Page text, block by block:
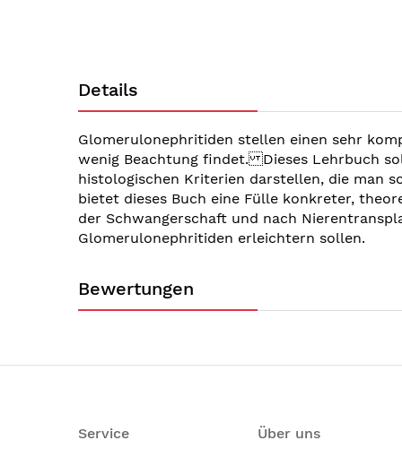
Details
Glomerulonephritiden stellen einen sehr
wenig Beachtung findet. Dieses Lehrbuch
histologischen Kriterien darstellen, die man
bietet dieses Buch eine Fülle konkreter,
der Schwangerschaft und nach
Glomerulonephritiden erleichtern sollen.
Bewertungen
Service Über uns